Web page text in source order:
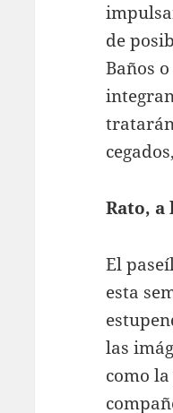
de
Baños
Rato, a
El
esta
las
como